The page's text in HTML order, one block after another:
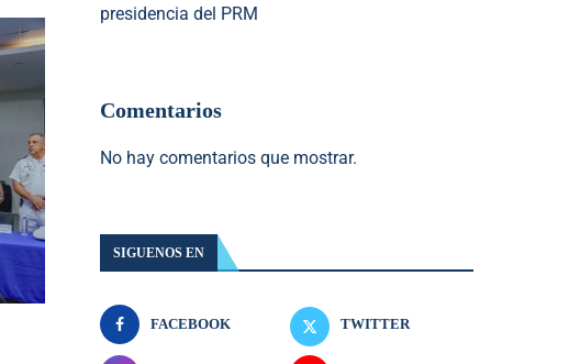
presidencia del PRM
Comentarios
No hay comentarios que mostrar.
SIGUENOS EN
FACEBOOK TWITTER